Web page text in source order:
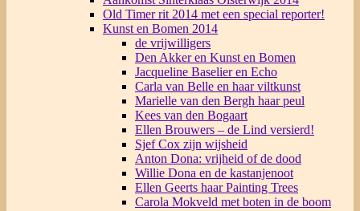
Old Timer rit 2014 met een special reporter!
Kunst en Bomen 2014
de vrijwilligers
Den Akker en Kunst en Bomen
Jacqueline Baselier en Echo
Carla van Belle en haar viltkunst
Marielle van den Bergh haar peul
Kees van den Bogaart
Ellen Brouwers – de Lind versierd!
Sjef Cox zijn wijsheid
Anton Dona: vrijheid of de dood
Willie Dona en de kastanjenoot
Ellen Geerts haar Painting Trees
Carola Mokveld met boten in de boom